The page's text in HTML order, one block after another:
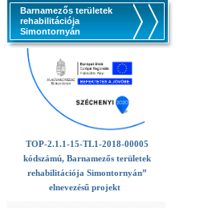
Barnamezős területek
rehabilitációja
Simontornyán
TOP-2.1.1-15-TL1-2018-00005
kódszámú, Barnamezős területek
rehabilitációja Simontornyán”
elnevezésű projekt